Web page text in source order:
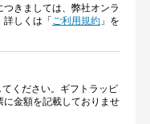
きましては、弊社オンラ
詳しくは「ご利用規約」を
ください。ギフトラッピ
金額を記載しておりませ